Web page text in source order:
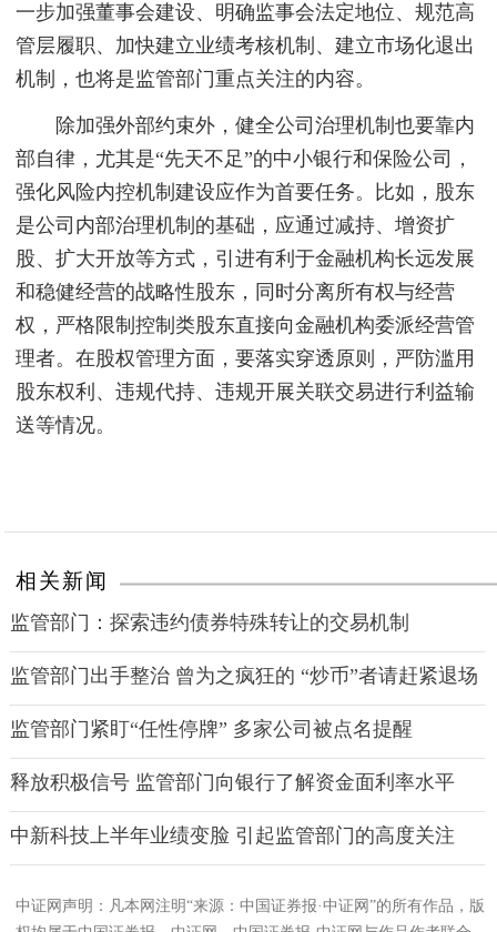
一步加强董事会建设、明确监事会法定地位、规范高
管层履职、加快建立业绩考核机制、建立市场化退出
机制，也将是监管部门重点关注的内容。
除加强外部约束外，健全公司治理机制也要靠内
部自律，尤其是“先天不足”的中小银行和保险公司，
强化风险内控机制建设应作为首要任务。比如，股东
是公司内部治理机制的基础，应通过减持、增资扩
股、扩大开放等方式，引进有利于金融机构长远发展
和稳健经营的战略性股东，同时分离所有权与经营
权，严格限制控制类股东直接向金融机构委派经营管
理者。在股权管理方面，要落实穿透原则，严防滥用
股东权利、违规代持、违规开展关联交易进行利益输
送等情况。
相关新闻
监管部门：探索违约债券特殊转让的交易机制
监管部门出手整治 曾为之疯狂的 “炒币”者请赶紧退场
监管部门紧盯“任性停牌” 多家公司被点名提醒
释放积极信号 监管部门向银行了解资金面利率水平
中新科技上半年业绩变脸 引起监管部门的高度关注
中证网声明：凡本网注明“来源：中国证券报·中证网”的所有作品，版